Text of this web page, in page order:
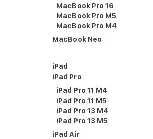
MacBook Pro 16
MacBook Pro M5
MacBook Pro M4
MacBook Neo
iPad
iPad Pro
iPad Pro 11 M4
iPad Pro 11 M5
iPad Pro 13 M4
iPad Pro 13 M5
iPad Air